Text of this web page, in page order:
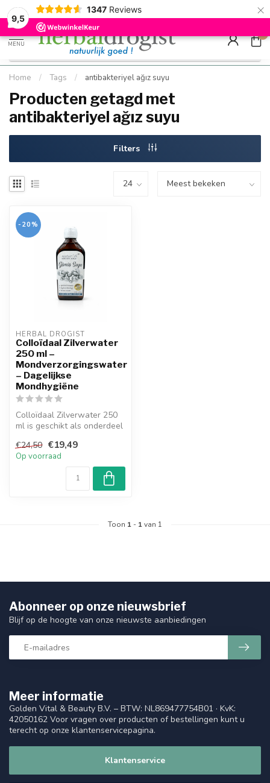
9,5
1347 Reviews ×
Kostenloser DE-Versand ab Mindestbestellwert |
Schnell geliefert
Minimum
Hızlı
MENU
0
Home / Tags / antibakteriyel ağız suyu
Producten getagd met
antibakteriyel ağız suyu
Filters
-20%
HERBAL DROGIST
Colloïdaal Zilverwater
250 ml –
Mondverzorgingswater
– Dagelijkse
Mondhygiëne
Colloïdaal Zilverwater 250
ml is geschikt als onderdeel
€24,50 €19,49
Op voorraad
Toon 1 - 1van 1
Meer informatie
Golden Vital & Beauty B.V. – BTW: NL869477754B01 · KvK:
42050162 Voor vragen over producten of bestellingen kunt u
terecht op onze klantenservicepagina.
Klantenservice
Abonneer op onze nieuwsbrief
Blijf op de hoogte van onze nieuwste aanbiedingen